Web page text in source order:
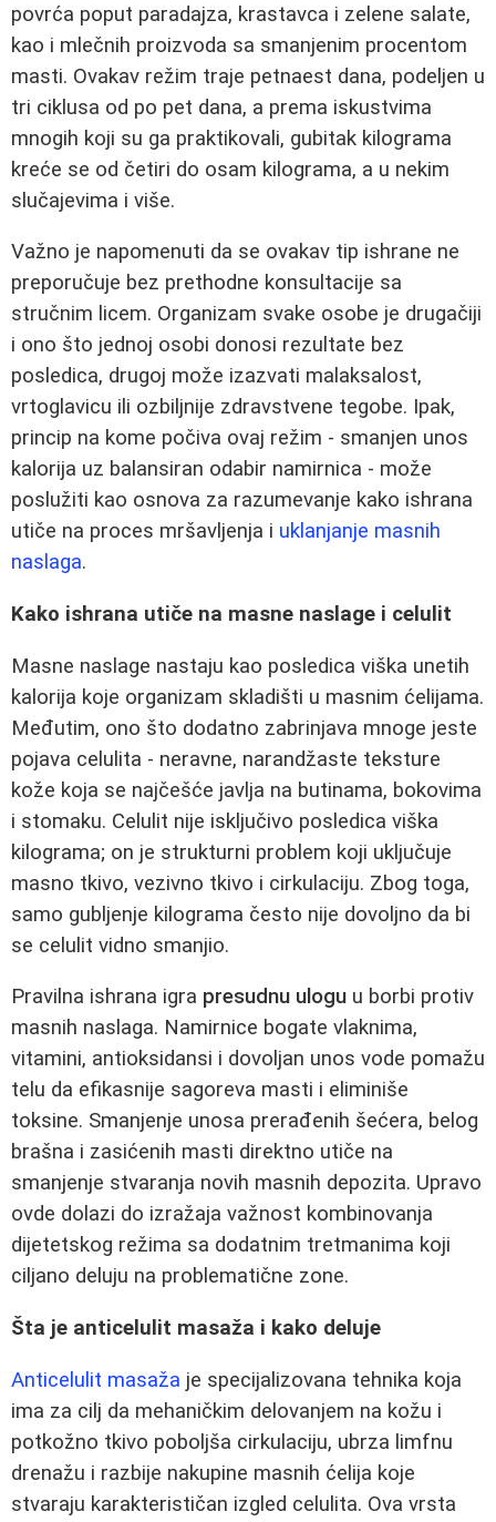
povrća poput paradajza, krastavca i zelene salate,
kao i mlečnih proizvoda sa smanjenim procentom
masti. Ovakav režim traje petnaest dana, podeljen u
tri ciklusa od po pet dana, a prema iskustvima
mnogih koji su ga praktikovali, gubitak kilograma
kreće se od četiri do osam kilograma, a u nekim
slučajevima i više.
Važno je napomenuti da se ovakav tip ishrane ne
preporučuje bez prethodne konsultacije sa
stručnim licem. Organizam svake osobe je drugačiji
i ono što jednoj osobi donosi rezultate bez
posledica, drugoj može izazvati malaksalost,
vrtoglavicu ili ozbiljnije zdravstvene tegobe. Ipak,
princip na kome počiva ovaj režim - smanjen unos
kalorija uz balansiran odabir namirnica - može
poslužiti kao osnova za razumevanje kako ishrana
utiče na proces mršavljenja i uklanjanje masnih
naslaga.
Kako ishrana utiče na masne naslage i celulit
Masne naslage nastaju kao posledica viška unetih
kalorija koje organizam skladišti u masnim ćelijama.
Međutim, ono što dodatno zabrinjava mnoge jeste
pojava celulita - neravne, narandžaste teksture
kože koja se najčešće javlja na butinama, bokovima
i stomaku. Celulit nije isključivo posledica viška
kilograma; on je strukturni problem koji uključuje
masno tkivo, vezivno tkivo i cirkulaciju. Zbog toga,
samo gubljenje kilograma često nije dovoljno da bi
se celulit vidno smanjio.
Pravilna ishrana igra presudnu ulogu u borbi protiv
masnih naslaga. Namirnice bogate vlaknima,
vitamini, antioksidansi i dovoljan unos vode pomažu
telu da efikasnije sagoreva masti i eliminiše
toksine. Smanjenje unosa prerađenih šećera, belog
brašna i zasićenih masti direktno utiče na
smanjenje stvaranja novih masnih depozita. Upravo
ovde dolazi do izražaja važnost kombinovanja
dijetetskog režima sa dodatnim tretmanima koji
ciljano deluju na problematične zone.
Šta je anticelulit masaža i kako deluje
Anticelulit masaža je specijalizovana tehnika koja
ima za cilj da mehaničkim delovanjem na kožu i
potkožno tkivo poboljša cirkulaciju, ubrza limfnu
drenažu i razbije nakupine masnih ćelija koje
stvaraju karakterističan izgled celulita. Ova vrsta